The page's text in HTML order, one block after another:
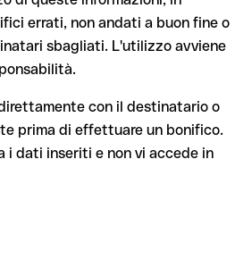
di confermare l'IBAN per
di un conto può essere verificata
Bank Ab (Publ) stessa o tramite un
tra l'IBAN e il nome del
coincidono, ricevi un avviso che ti
l'errore prima di procedere. Questo
la decisione finale resta
IBAN prima di un bonifico con il nostro
rapporti commerciali.
errati, non andati a buon fine o
sbagliati. L'utilizzo avviene
con il destinatario o
prima di effettuare un bonifico.
i dati inseriti e non vi accede in